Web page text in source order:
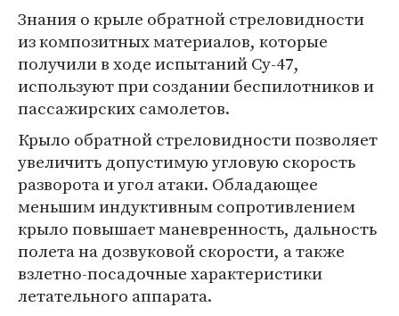
Знания о крыле обратной стреловидности
из композитных материалов, которые
получили в ходе испытаний Су-47,
используют при создании беспилотников и
пассажирских самолетов.
Крыло обратной стреловидности позволяет
увеличить допустимую угловую скорость
разворота и угол атаки. Обладающее
меньшим индуктивным сопротивлением
крыло повышает маневренность, дальность
полета на дозвуковой скорости, а также
взлетно-посадочные характеристики
летательного аппарата.